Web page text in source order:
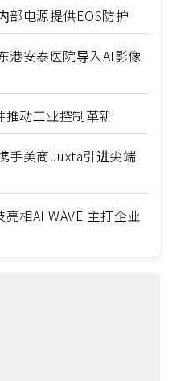
部电源提供EOS防护
港安泰医院导入AI影像
动工业控制革新
手美商Juxta引进尖端
相AI WAVE 主打企业